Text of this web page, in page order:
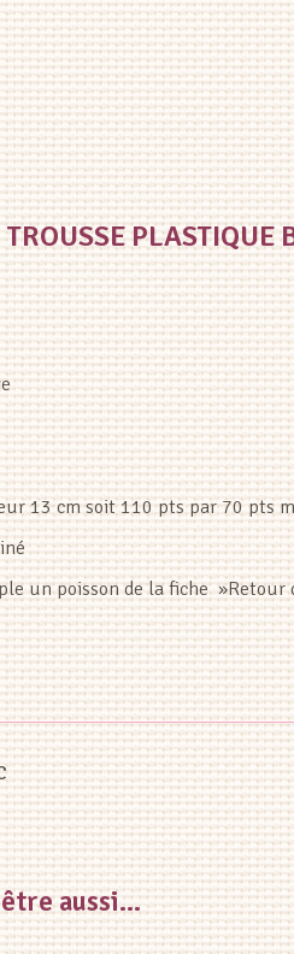
TROUSSE PLASTIQUE
13 cm soit 110 pts par 70 pts
un poisson de la fiche
aussi…